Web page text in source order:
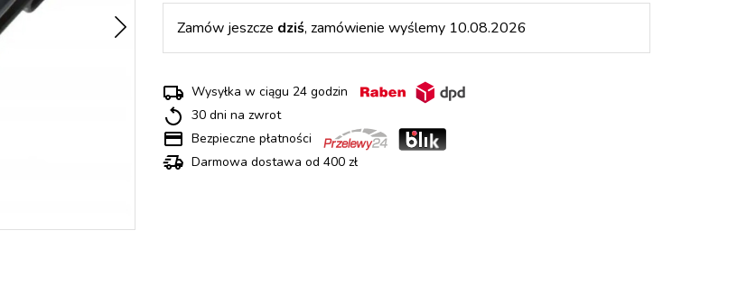
Zamów jeszcze dziś, zamówienie wyślemy 10.08.2026
Wysyłka w ciągu 24 godzin
30 dni na zwrot
Bezpieczne płatności
Darmowa dostawa od 400 zł